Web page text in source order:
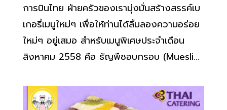
การบินไทย ฝ่ายครัวของเรามุ่งมั่นสร้างสรรค์เบ
เกอรี่เมนูใหม่ๆ เพื่อให้ท่านได้ลิ้มลองความอร่อย
ใหม่ๆ อยู่เสมอ สำหรับเมนูพิเศษประจำเดือน
สิงหาคม 2558 คือ ธัญพืชอบกรอบ (Muesli...